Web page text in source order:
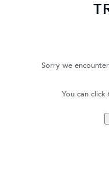
Sorry we
You can